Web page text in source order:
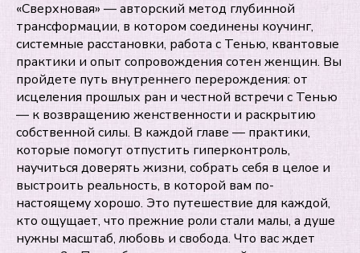
«Сверхновая» — авторский метод глубинной
трансформации, в котором соединены коучинг,
системные расстановки, работа с Тенью, квантовые
практики и опыт сопровождения сотен женщин. Вы
пройдете путь внутреннего перерождения: от
исцеления прошлых ран и честной встречи с Тенью
— к возвращению женственности и раскрытию
собственной силы. В каждой главе — практики,
которые помогут отпустить гиперконтроль,
научиться доверять жизни, собрать себя в целое и
выстроить реальность, в которой вам по-
настоящему хорошо. Это путешествие для каждой,
кто ощущает, что прежние роли стали малы, а душе
нужны масштаб, любовь и свобода. Что вас ждет